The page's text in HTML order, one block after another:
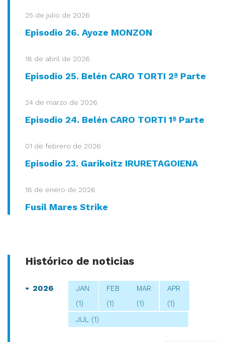
25 de julio de 2026
Episodio 26. Ayoze MONZON
18 de abril de 2026
Episodio 25. Belén CARO TORTI 2ª Parte
24 de marzo de 2026
Episodio 24. Belén CARO TORTI 1ª Parte
01 de febrero de 2026
Episodio 23. Garikoitz IRURETAGOIENA
18 de enero de 2026
Fusil Mares Strike
Histórico de noticias
2026
JAN
(1)
FEB
(1)
MAR
(1)
APR
(1)
JUL (1)